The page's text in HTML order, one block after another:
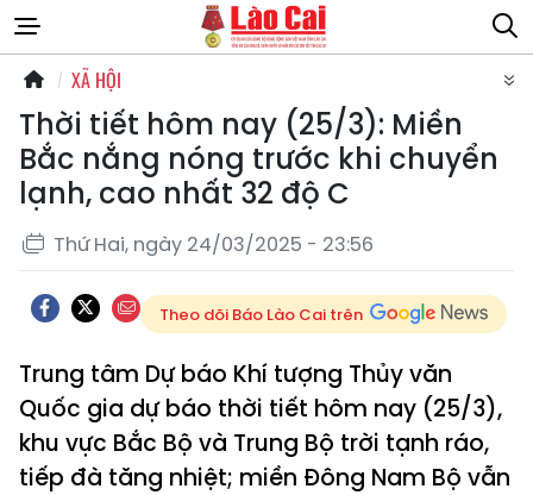
XÃ HỘI
Thời tiết hôm nay (25/3): Miền
Bắc nắng nóng trước khi chuyển
lạnh, cao nhất 32 độ C
Thứ Hai, ngày 24/03/2025 - 23:56
Theo dõi Báo Lào Cai trên
Trung tâm Dự báo Khí tượng Thủy văn
Quốc gia dự báo thời tiết hôm nay (25/3),
khu vực Bắc Bộ và Trung Bộ trời tạnh ráo,
tiếp đà tăng nhiệt; miền Đông Nam Bộ vẫn